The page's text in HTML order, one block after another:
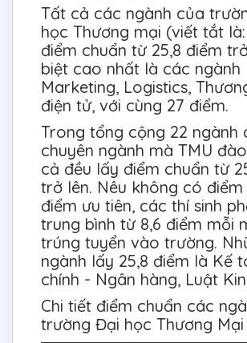
Tất cả các ngành của
học Thương mại (viết tắt
điểm chuẩn từ 25,8 điểm
biệt cao nhất là các ngành
Marketing, Logistics,
điện tử, với cùng 27 điểm.
Trong tổng cộng 22 ngành
chuyên ngành mà TMU
cả đều lấy điểm chuẩn từ
trở lên. Nêu không có
điểm ưu tiên, các thí sinh
trung bình từ 8,6 điểm mỗi
trúng tuyển vào trường.
ngành lấy 25,8 điểm là Kế
chính - Ngân hàng, Luật
Chi tiết điểm chuẩn các
trường Đại học Thương Mại